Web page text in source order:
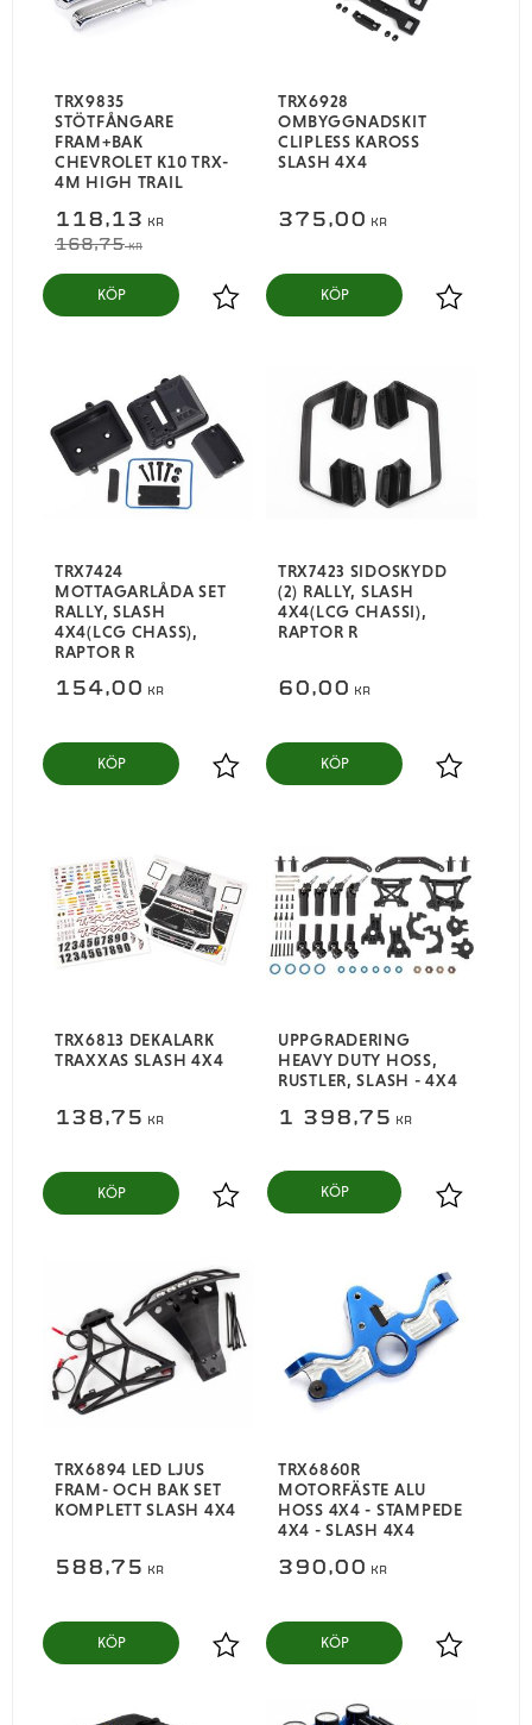
TRX9835
STÖTFÅNGARE
FRAM+BAK
CHEVROLET K10 TRX-
4M HIGH TRAIL
118,13 KR
168,75KR
Lägg till i favoriter
KÖP
TRX6928
OMBYGGNADSKIT
CLIPLESS KAROSS
SLASH 4X4
375,00 KR
Lägg till i
KÖP
TRX7424
MOTTAGARLÅDA SET
RALLY, SLASH
4X4(LCG CHASS),
RAPTOR R
154,00 KR
Lägg till i favoriter
KÖP
TRX7423 SIDOSKYDD
(2) RALLY, SLASH
4X4(LCG CHASSI),
RAPTOR R
60,00 KR
Lägg till i
KÖP
TRX6813 DEKALARK
TRAXXAS SLASH 4X4
138,75 KR
Lägg till i favoriter
KÖP
UPPGRADERING
HEAVY DUTY HOSS,
RUSTLER, SLASH - 4X4
1 398,75 KR
Lägg till i
TRX6894 LED LJUS
FRAM- OCH BAK SET
KOMPLETT SLASH 4X4
588,75 KR
Lägg till i favoriter
KÖP
TRX6860R
MOTORFÄSTE ALU
HOSS 4X4 - STAMPEDE
4X4 - SLASH 4X4
390,00 KR
Lägg till i
KÖP